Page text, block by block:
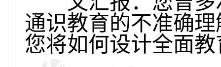
通识教育的不准确
您将如何设计全面